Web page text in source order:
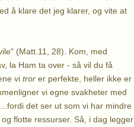
å klare det jeg klarer, og vite at
(Matt.11, 28). Kom, med
la Ham ta over - så vil du få
vi tror er perfekte, heller ikke er
vi egne svakheter med
det ser ut som vi har mindre
flotte ressurser. Så, i dag legger